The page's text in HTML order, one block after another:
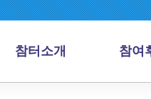
참터소개 참여